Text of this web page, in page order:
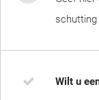
Wilt u